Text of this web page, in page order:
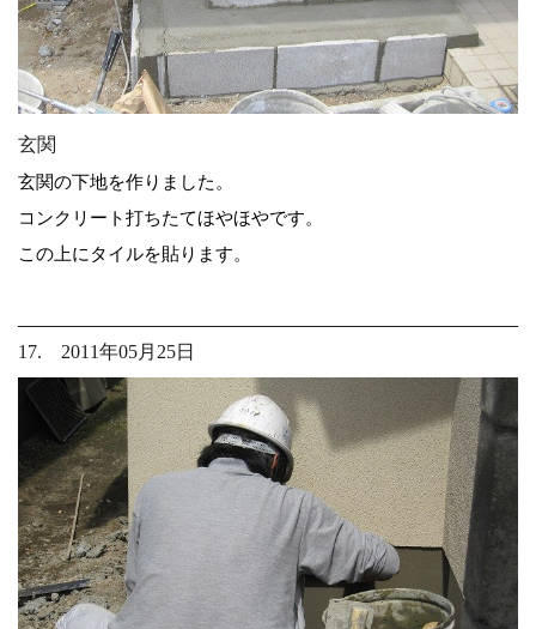
玄関
玄関の下地を作りました。
コンクリート打ちたてほやほやです。
この上にタイルを貼ります。
17. 2011年05月25日